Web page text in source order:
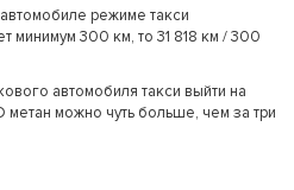
режиме такси
минимум 300 км, то 31 818 км / 300
автомобиля такси выйти на
метан можно чуть больше, чем за три